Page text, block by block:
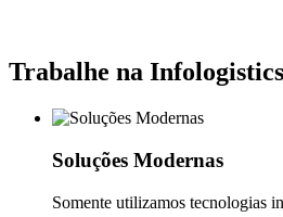
Trabalhe na Infologistics
Soluções Modernas
Somente utilizamos tecnologias